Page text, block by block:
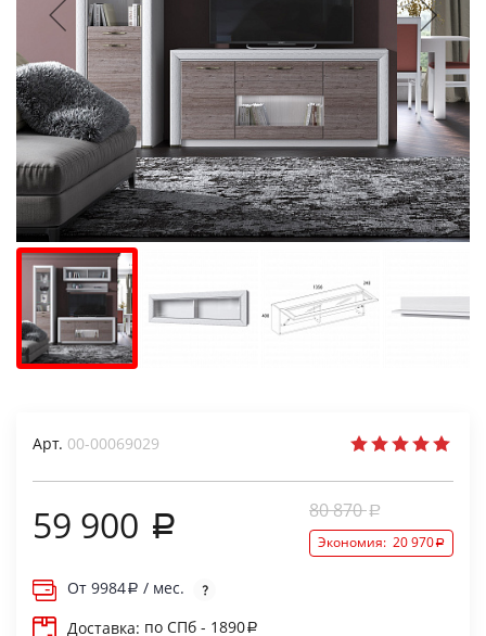
Арт. 00-00069029
59 900 80 870
Экономия: 20 970
От 9984
/ мес.
Доставка: по СПб - 1890